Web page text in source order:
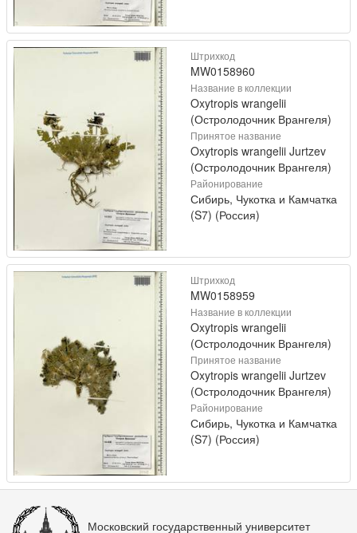
Штрихкод
MW0158960
Название в коллекции
Oxytropis wrangelii
(Остролодочник Врангеля)
Принятое название
Oxytropis wrangelii Jurtzev
(Остролодочник Врангеля)
Районирование
Сибирь, Чукотка и Камчатка
(S7) (Россия)
Штрихкод
MW0158959
Название в коллекции
Oxytropis wrangelii
(Остролодочник Врангеля)
Принятое название
Oxytropis wrangelii Jurtzev
(Остролодочник Врангеля)
Районирование
Сибирь, Чукотка и Камчатка
(S7) (Россия)
Московский государственный университет